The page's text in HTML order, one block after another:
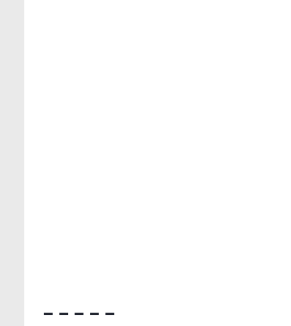
– – – – –